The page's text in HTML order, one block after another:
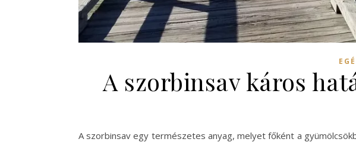
A szorbinsav káros
A szorbinsav egy természetes anyag, melyet főként a